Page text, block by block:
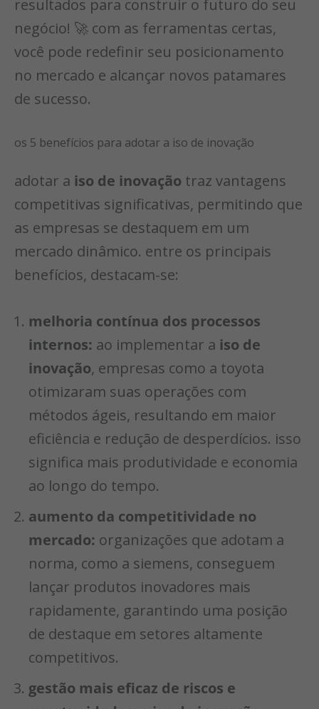
resultados para construir o futuro do seu
negócio! 🚀 com as ferramentas certas,
você pode redefinir seu posicionamento
no mercado e alcançar novos patamares
de sucesso.
os 5 benefícios para adotar a iso de inovação
adotar a iso de inovação traz vantagens
competitivas significativas, permitindo que
as empresas se destaquem em um
mercado dinâmico. entre os principais
benefícios, destacam-se:
melhoria contínua dos processos
internos: ao implementar a iso de
inovação, empresas como a toyota
otimizaram suas operações com
métodos ágeis, resultando em maior
eficiência e redução de desperdícios. isso
significa mais produtividade e economia
ao longo do tempo.
aumento da competitividade no
mercado: organizações que adotam a
norma, como a siemens, conseguem
lançar produtos inovadores mais
rapidamente, garantindo uma posição
de destaque em setores altamente
competitivos.
gestão mais eficaz de riscos e